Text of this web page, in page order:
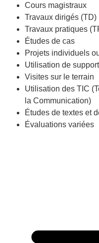
Cours magistraux
Travaux dirigés (TD)
Travaux pratiques
Études de cas
Projets individuels
Utilisation de
Visites sur le terrain
Utilisation des TIC
la Communication)
Études de textes et
Évaluations variées